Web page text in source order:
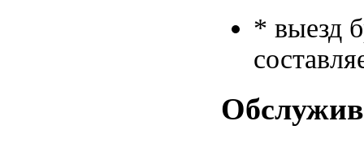
* выезд